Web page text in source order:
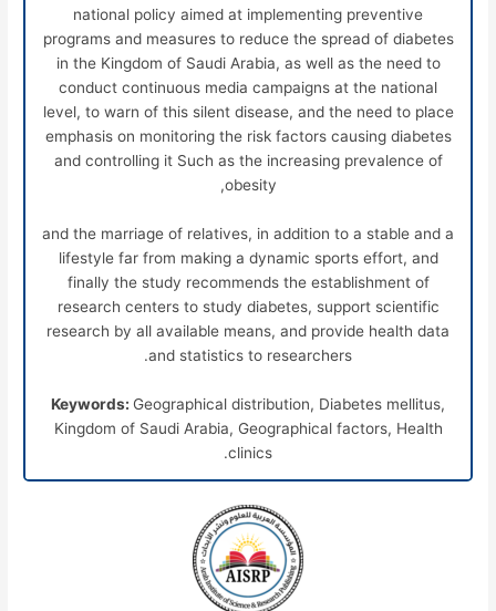
national policy aimed at implementing preventive
programs and measures to reduce the spread of diabetes
in the Kingdom of Saudi Arabia, as well as the need to
conduct continuous media campaigns at the national
level, to warn of this silent disease, and the need to place
emphasis on monitoring the risk factors causing diabetes
and controlling it Such as the increasing prevalence of
obesity,
and the marriage of relatives, in addition to a stable and a
lifestyle far from making a dynamic sports effort, and
finally the study recommends the establishment of
research centers to study diabetes, support scientific
research by all available means, and provide health data
and statistics to researchers.
Keywords: Geographical distribution, Diabetes mellitus,
Kingdom of Saudi Arabia, Geographical factors, Health
clinics.